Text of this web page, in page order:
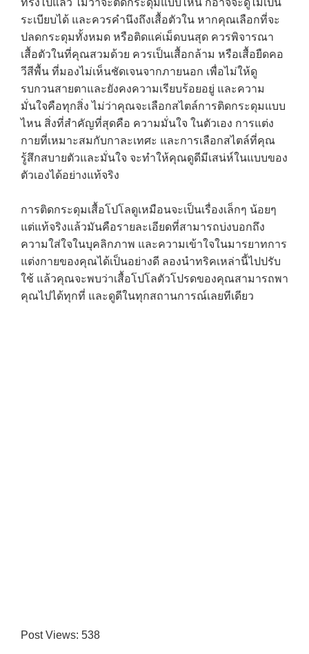
ทรงไปแล้ว ไม่ว่าจะติดกระดุมแบบไหน ก็อาจจะดูไม่เป็น
ระเบียบได้ และควรคำนึงถึงเสื้อตัวใน หากคุณเลือกที่จะ
ปลดกระดุมทั้งหมด หรือติดแค่เม็ดบนสุด ควรพิจารณา
เสื้อตัวในที่คุณสวมด้วย ควรเป็นเสื้อกล้าม หรือเสื้อยืดคอ
วีสีพื้น ที่มองไม่เห็นชัดเจนจากภายนอก เพื่อไม่ให้ดู
รบกวนสายตาและยังคงความเรียบร้อยอยู่ และความ
มั่นใจคือทุกสิ่ง ไม่ว่าคุณจะเลือกสไตล์การติดกระดุมแบบ
ไหน สิ่งที่สำคัญที่สุดคือ ความมั่นใจ ในตัวเอง การแต่ง
กายที่เหมาะสมกับกาละเทศะ และการเลือกสไตล์ที่คุณ
รู้สึกสบายตัวและมั่นใจ จะทำให้คุณดูดีมีเสน่ห์ในแบบของ
ตัวเองได้อย่างแท้จริง
การติดกระดุมเสื้อโปโลดูเหมือนจะเป็นเรื่องเล็กๆ น้อยๆ
แต่แท้จริงแล้วมันคือรายละเอียดที่สามารถบ่งบอกถึง
ความใส่ใจในบุคลิกภาพ และความเข้าใจในมารยาทการ
แต่งกายของคุณได้เป็นอย่างดี ลองนำทริคเหล่านี้ไปปรับ
ใช้ แล้วคุณจะพบว่าเสื้อโปโลตัวโปรดของคุณสามารถพา
คุณไปได้ทุกที่ และดูดีในทุกสถานการณ์เลยทีเดียว
Post Views: 538